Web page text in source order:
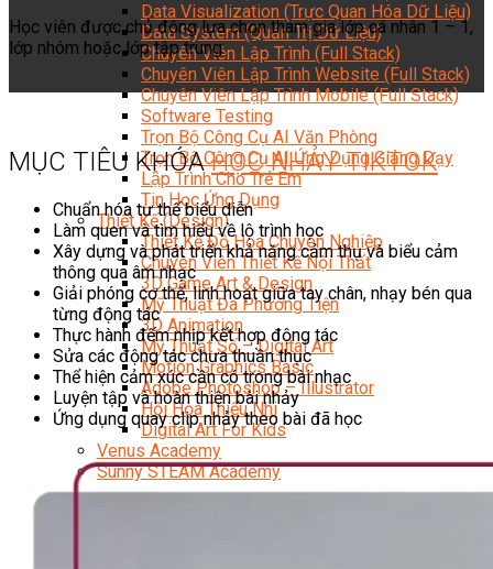
Data Visualization (Trực Quan Hóa Dữ Liệu)
Data System (Quản Trị Dữ Liệu)
Chuyên Viên Lập Trình (Full Stack)
Chuyên Viên Lập Trình Website (Full Stack)
Chuyên Viên Lập Trình Mobile (Full Stack)
Software Testing
Trọn Bộ Công Cụ AI Văn Phòng
Trọn Bộ Công Cụ AI Ứng Dụng Giảng Dạy
Lập Trình Cho Trẻ Em
Tin Học Ứng Dụng
Thiết Kế (Design)
Thiết Kế Đồ Họa Chuyên Nghiệp
Chuyên Viên Thiết Kế Nội Thất
3D Game Art & Design
Mỹ Thuật Đa Phương Tiện
3D Animation
Mỹ Thuật Số – Digital Art
Motion Graphics Basic
Adobe Photoshop – Illustrator
Hội Họa Thiếu Nhi
Digital Art For Kids
Venus Academy
Sunny STEAM Academy
Trại Hè Kỹ Năng
Học viên được chủ động lựa chọn tham gia lớp cá nhân 1 – 1,
lớp nhóm hoặc lớp tập trung.
MỤC TIÊU KHÓAHỌC NHẢY TIKTOK
Chuẩn hóa tư thế biểu diễn
Làm quen và tìm hiểu về lộ trình học
Xây dựng và phát triển khả năng cảm thụ và biểu cảm
thông qua âm nhạc
Giải phóng cơ thể, linh hoạt giữa tay chân, nhạy bén qua
từng động tác
Thực hành đếm nhịp kết hợp động tác
Sửa các động tác chưa thuần thục
Thể hiện cảm xúc cần có trong bài nhạc
Luyện tập và hoàn thiện bài nhảy
Ứng dụng quay clip nhảy theo bài đã học